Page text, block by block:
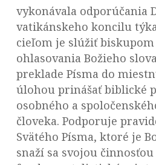
vykonávala odporúčania
vatikánskeho koncilu
cieľom je slúžiť
ohlasovania Božieho
preklade Písma do
úlohou prinášať biblické
osobného a
človeka. Podporuje
Svätého Písma, ktoré je
snaží sa svojou